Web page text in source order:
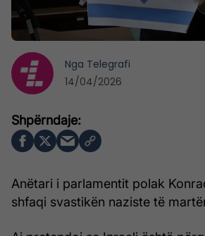
Anëtari i parlamentit polak
shfaqi svastikën naziste të
Nga Telegrafi
14/04/2026